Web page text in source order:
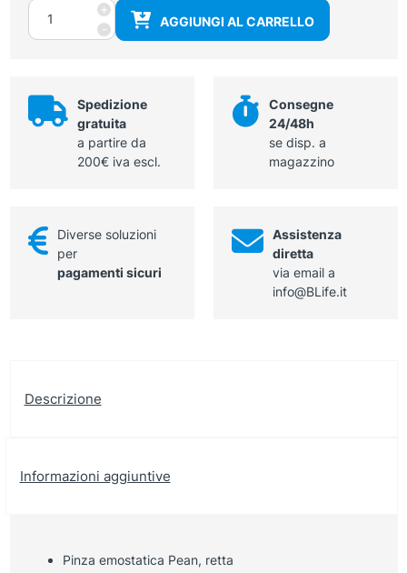
-
Pinza
Pean
retta,
+
AGGIUNGI AL CARRELLO
Spedizione
gratuita
a partire da
200€ iva escl.
Consegne
24/48h
se disp. a
magazzino
Diverse soluzioni
per
pagamenti sicuri
Assistenza
diretta
via email a
info@BLife.it
Descrizione
Informazioni aggiuntive
Pinza emostatica Pean, retta